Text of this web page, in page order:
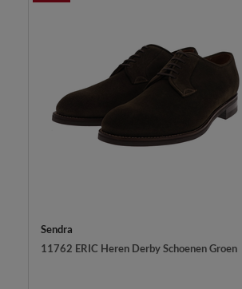
Sendra
11762 ERIC Heren Derby Schoenen Groen